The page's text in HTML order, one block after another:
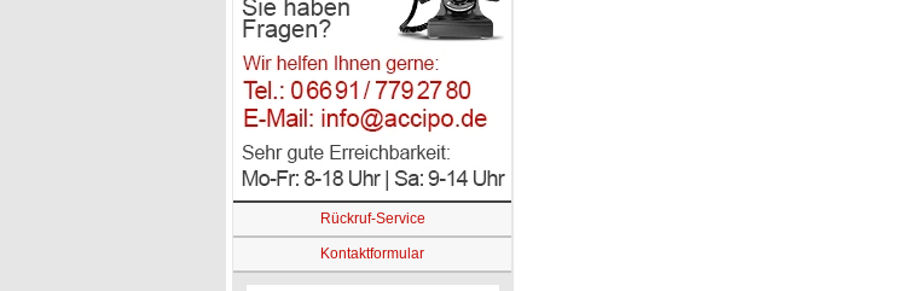
Rückruf-Service
Kontaktformular